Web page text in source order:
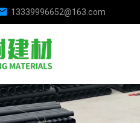
13339996652@163.com